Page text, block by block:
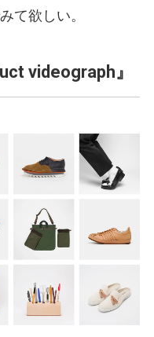
て欲しい。
videograph』